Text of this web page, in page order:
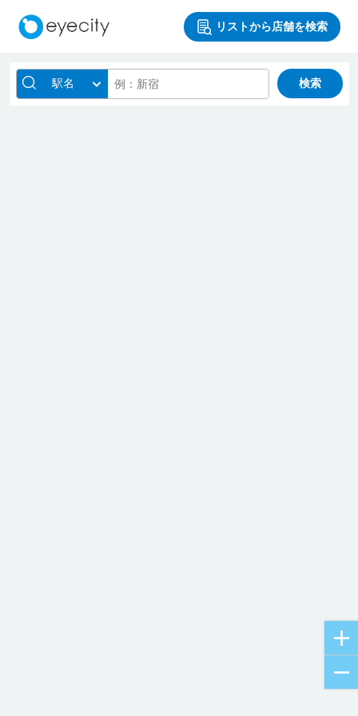
リストから店舗を検索
駅名 検索